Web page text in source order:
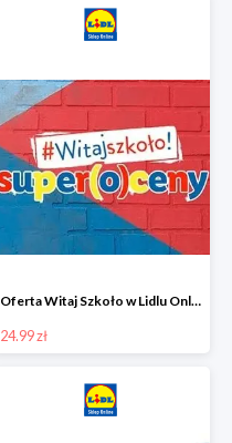
Oferta Witaj Szkoło w Lidlu Online od 24,99 zł
24.99 zł